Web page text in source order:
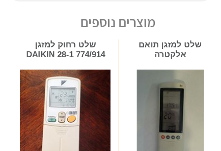
מוצרים נוספים
שלט למזגן תואם
אלקטרה
שלט רחוק למזגן
DAIKIN 28-1 774/914